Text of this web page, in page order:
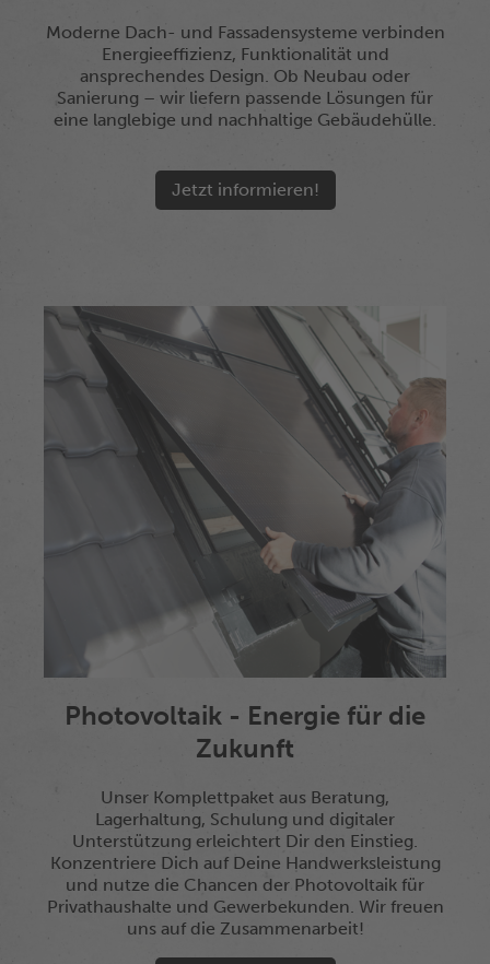
Moderne Dach- und Fassadensysteme verbinden
Energieeffizienz, Funktionalität und
ansprechendes Design. Ob Neubau oder
Sanierung – wir liefern passende Lösungen für
eine langlebige und nachhaltige Gebäudehülle.
Jetzt informieren!
Photovoltaik - Energie für die
Zukunft
Unser Komplettpaket aus Beratung,
Lagerhaltung, Schulung und digitaler
Unterstützung erleichtert Dir den Einstieg.
Konzentriere Dich auf Deine Handwerksleistung
und nutze die Chancen der Photovoltaik für
Privathaushalte und Gewerbekunden. Wir freuen
uns auf die Zusammenarbeit!